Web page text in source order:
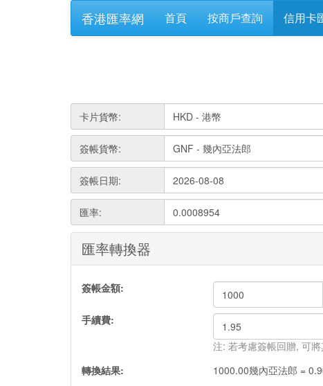
香港匯率網 首頁 按商戶查詢 信用卡
卡片貨幣:
簽帳貨幣:
簽帳日期:
匯率: 0.0008954
匯率轉換器
簽帳金額:
手續費:
注: 若考慮簽帳回贈, 可
轉換結果:
1000.00幾內亞法郎 =